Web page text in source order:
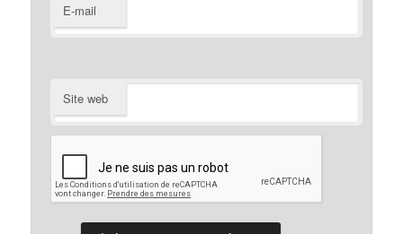
E-mail
Site web